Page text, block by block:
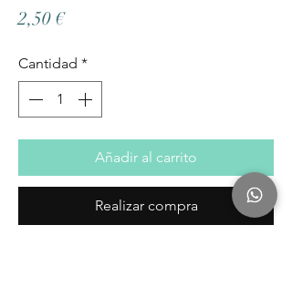
2,50 €Precio
Cantidad *
Añadir al carrito
Realizar compra